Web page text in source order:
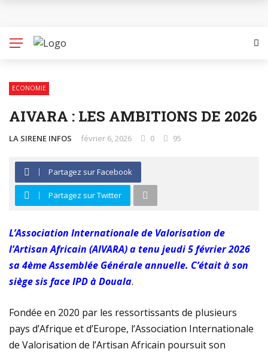
mission de conduire dans les fonts baptismaux
structures techniques, confiée entre des mains de 3
experts
ÉLÈVES ET ÉTUDIANTS RETENUS DE LA CAD 2 EN
POSTE
16e TOURNOI DE LA PAIX À DOUALA 2 : POPULARITÉ
MESSIANIQUE POUR ME DENISE FAMPOU
DOUALA II : UN TOURNOI DE FOLIE
CDHC – ACDDH : LES AXES PRIORITAIRES
ECONOMIE
AIVARA : LES AMBITIONS DE 2026
LA SIRENE INFOS février 6, 2026 0 95
Partagez sur Facebook
Partagez sur Twitter
L’Association Internationale de Valorisation de
l’Artisan Africain (AIVARA) a tenu jeudi 5 février 2026
sa 4ème Assemblée Générale annuelle. C’était à son
siège sis face IPD à Douala.
Fondée en 2020 par les ressortissants de plusieurs
pays d’Afrique et d’Europe, l’Association Internationale
de Valorisation de l’Artisan Africain poursuit son